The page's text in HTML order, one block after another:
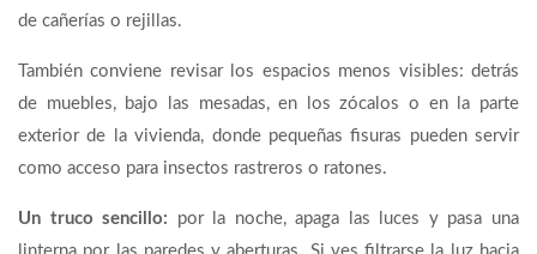
de cañerías o rejillas.
También conviene revisar los espacios menos visibles: detrás
de muebles, bajo las mesadas, en los zócalos o en la parte
exterior de la vivienda, donde pequeñas fisuras pueden servir
como acceso para insectos rastreros o ratones.
Un truco sencillo: por la noche, apaga las luces y pasa una